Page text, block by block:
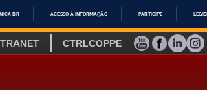
BR ACESSO À INFORMAÇÃO PARTICIPE
CTRLCOPPE YOUTUBE
FACEBOOK